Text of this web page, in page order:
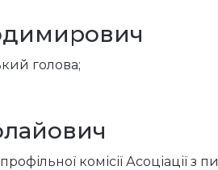
голова;
комісії Асоціації з